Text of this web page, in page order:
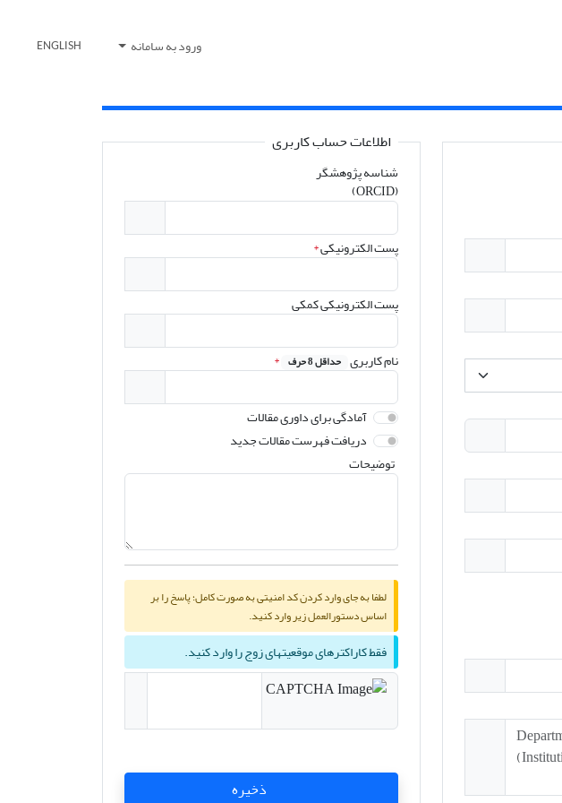
ورود به سامانه ENGLISH
اطلاعات حساب کاربری
شناسه پژوهشگر
(ORCID)
پست الکترونیکی*
پست الکترونیکی کمکی
نام کاربری حداقل 8 حرف *
آمادگی برای داوری مقالات
دریافت فهرست مقالات جدید
توضیحات
لطفا به جای وارد کردن کد امنیتی به صورت کامل؛ پاسخ را بر
اساس دستورالعمل زیر وارد کنید.
فقط کاراکترهای موقعیتهای زوج را وارد کنید.
ذخیره